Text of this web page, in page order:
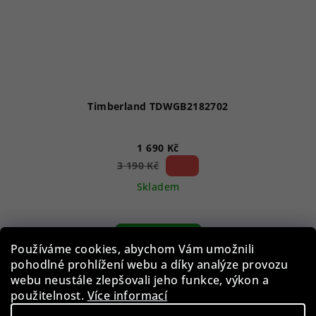
Používáme cookies, abychom Vám umožnili
pohodlné prohlížení webu a díky analýze provozu
webu neustále zlepšovali jeho funkce, výkon a
použitelnost. Více informací
Timberland TDWGB2182702
1 690 Kč
3 190 Kč
Skladem
Do košíku
Akce